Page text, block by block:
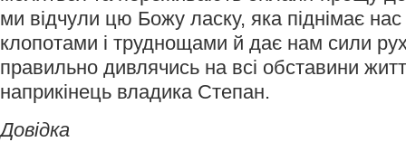
ми відчули цю Божу ласку, яка піднімає
клопотами і труднощами й дає нам сили
правильно дивлячись на всі обставини
наприкінець владика Степан.
Довідка